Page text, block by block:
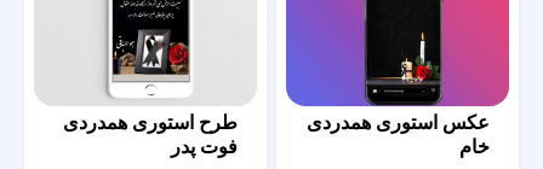
عکس استوری همدردی
خام
طرح استوری همدردی
فوت پدر